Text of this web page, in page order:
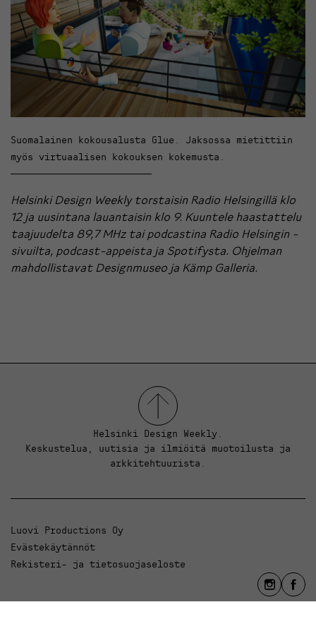
Suomalainen kokousalusta Glue. Jaksossa mietittiin
myös virtuaalisen kokouksen kokemusta.
Helsinki Design Weekly torstaisin Radio Helsingillä klo
12 ja uusintana lauantaisin klo 9. Kuuntele haastattelu
taajuudelta 89,7 MHz tai podcastina Radio Helsingin -
sivuilta, podcast-appeista ja Spotifysta. Ohjelman
mahdollistavat Designmuseo ja KämpGalleria.
Helsinki Design Weekly.
Keskustelua, uutisia ja ilmiöitä muotoilusta ja
arkkitehtuurista.
Luovi Productions Oy
Evästekäytännöt
Rekisteri- ja tietosuojaseloste
info@luovi.com